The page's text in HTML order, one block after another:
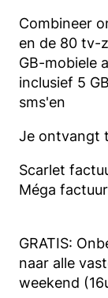
Combineer
en de 80 tv-
GB-mobiele
inclusief 5
sms'en
Je ontvangt
Scarlet
Méga
GRATIS:
naar alle
weekend